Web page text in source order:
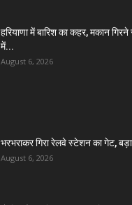
हरियाणा में बारिश का कहर, मकान
में...
August 6, 2026
भरभराकर गिरा रेलवे स्टेशन का गेट,
August 6, 2026